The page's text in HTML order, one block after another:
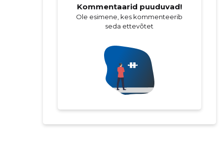
Kommentaarid puuduvad!
Ole esimene, kes kommenteerib
seda ettevõtet